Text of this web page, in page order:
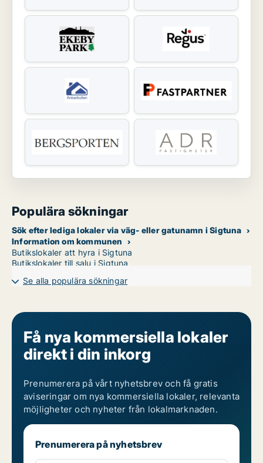
Populära sökningar
Sök efter lediga lokaler via väg- eller gatunamn i Sigtuna
Information om kommunen
Butikslokaler att hyra i Sigtuna
Butikslokaler till salu i Sigtuna
Se alla populära sökningar
Få nya kommersiella lokaler
direkt i din inkorg
Prenumerera på vårt nyhetsbrev och få gratis
aviseringar om nya kommersiella lokaler, relevanta
möjligheter och nyheter från lokalmarknaden.
Prenumerera på nyhetsbrev